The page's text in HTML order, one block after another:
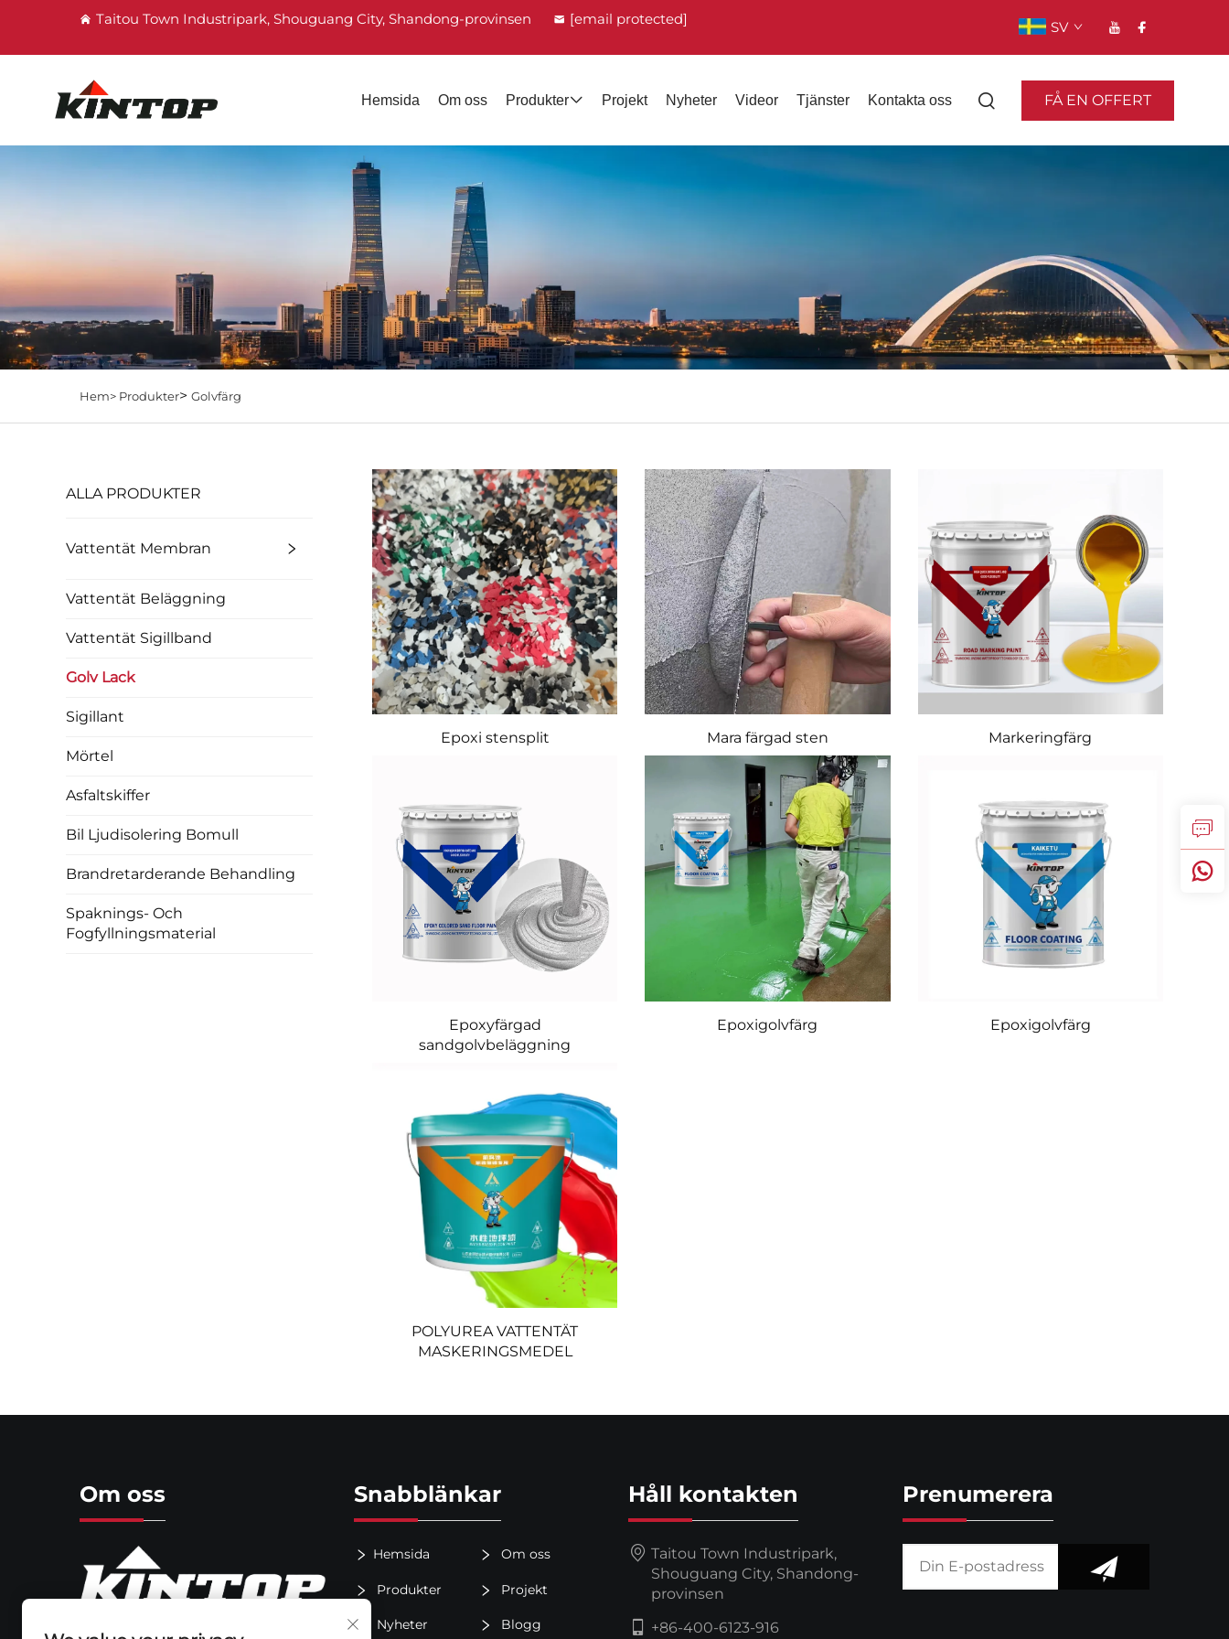
Taitou Town Industripark, Shouguang City, Shandong-provinsen [email protected] SV
Hemsida Om oss Produkter Projekt Nyheter Videor Tjänster Kontakta oss FÅ EN OFFERT
Hem> Produkter> Golvfärg
ALLA PRODUKTER
Vattentät Membran
Vattentät Beläggning
Vattentät Sigillband
Golv Lack
Sigillant
Mörtel
Asfaltskiffer
Bil Ljudisolering Bomull
Brandretarderande Behandling
Spaknings- Och
Fogfyllningsmaterial
Epoxi stensplit Mara färgad sten Markeringfärg
Epoxyfärgad
sandgolvbeläggning
Epoxigolvfärg Epoxigolvfärg
POLYUREA VATTENTÄT
MASKERINGSMEDEL
Om oss Snabblänkar
Hemsida Om oss
Produkter Projekt
Nyheter Blogg
Håll kontakten
Taitou Town Industripark,
Shouguang City, Shandong-
provinsen
+86-400-6123-916
Prenumerera